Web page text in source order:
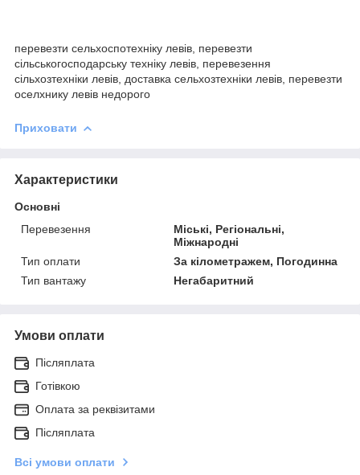
перевезти сельхоспотехніку левів, перевезти
сільськогосподарську техніку левів, перевезення
сільхозтехніки левів, доставка сельхозтехніки левів, перевезти
оселхнику левів недорого
Приховати
Характеристики
Основні
Перевезення
Міські, Регіональні,
Міжнародні
Тип оплати
За кілометражем, Погодинна
Тип вантажу
Негабаритний
Умови оплати
Післяплата
Готівкою
Оплата за реквізитами
Післяплата
Всі умови оплати